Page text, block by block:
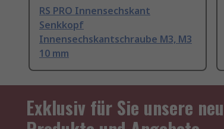
RS PRO Innensechskant
Senkkopf
Innensechskantschraube M3, M3
10 mm
Exklusiv für Sie unsere